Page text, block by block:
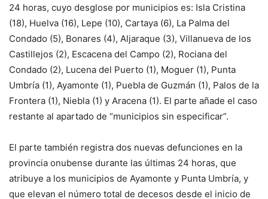
24 horas, cuyo desglose por municipios es: Isla Cristina
(18), Huelva (16), Lepe (10), Cartaya (6), La Palma del
Condado (5), Bonares (4), Aljaraque (3), Villanueva de los
Castillejos (2), Escacena del Campo (2), Rociana del
Condado (2), Lucena del Puerto (1), Moguer (1), Punta
Umbría (1), Ayamonte (1), Puebla de Guzmán (1), Palos de la
Frontera (1), Niebla (1) y Aracena (1). El parte añade el caso
restante al apartado de “municipios sin especificar”.
El parte también registra dos nuevas defunciones en la
provincia onubense durante las últimas 24 horas, que
atribuye a los municipios de Ayamonte y Punta Umbría, y
que elevan el número total de decesos desde el inicio de